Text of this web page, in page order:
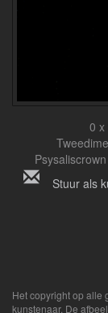
0 x
Stuur als
Het copyright op alle
kunstenaar. De